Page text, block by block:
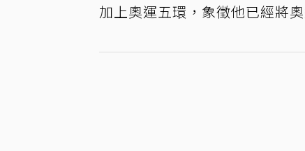
加上奧運五環，象徵他已經將